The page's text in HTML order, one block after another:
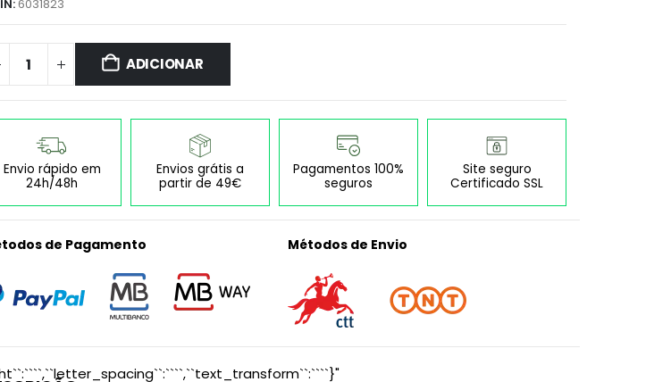
6031823
ADICIONAR
Envio rápido em
24h/48h
Envios grátis a
partir de 49€
Pagamentos 100%
seguros
Site seguro
Certificado SSL
de Pagamento Métodos de Envio